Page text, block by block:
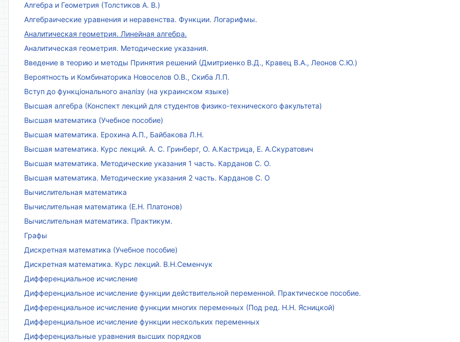
Алгебра и Геометрия (Толстиков А. В.)
Алгебраические уравнения и неравенства. Функции. Логарифмы.
Аналитическая геометрия. Линейная алгебра.
Аналитическая геометрия. Методические указания.
Введение в теорию и методы Принятия решений (Дмитриенко В.Д., Кравец В.А., Леонов С.Ю.)
Вероятность и Комбинаторика Новоселов О.В., Скиба Л.П.
Вступ до функціонального аналізу (на украинском языке)
Высшая алгебра (Конспект лекций для студентов физико-технического факультета)
Высшая математика (Учебное пособие)
Высшая математика. Ерохина А.П., Байбакова Л.Н.
Высшая математика. Курс лекций. А. С. Гринберг, О. А.Кастрица, Е. А.Скуратович
Высшая математика. Методические указания 1 часть. Карданов С. О.
Высшая математика. Методические указания 2 часть. Карданов С. О
Вычислительная математика
Вычислительная математика (Е.Н. Платонов)
Вычислительная математика. Практикум.
Графы
Дискретная математика (Учебное пособие)
Дискретная математика. Курс лекций. В.Н.Семенчук
Дифференциальное исчисление
Дифференциальное исчисление функции действительной переменной. Практическое пособие.
Дифференциальное исчисление функции многих переменных (Под ред. Н.Н. Ясницкой)
Дифференциальное исчисление функции нескольких переменных
Дифференциальные уравнения высших порядков